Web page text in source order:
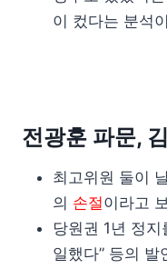
이 컸다는 분석
전광훈 파문,
최고위원 둘이
의 손절이라고
당원권 1년 정
일했다” 등의 발